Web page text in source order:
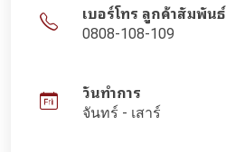
เบอร์โทร ลูกค้าสัมพันธ์
0808-108-109
วันทำการ
จันทร์ - เสาร์